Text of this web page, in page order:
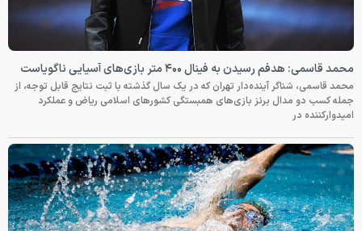
محمد قاسمی: هدفم رسیدن به فینال ۴۰۰ متر بازی‌های آسیایی ناگویاست
محمد قاسمی، شناگر آینده‌دار تهران که در یک سال گذشته با ثبت نتایج قابل توجه، از
جمله کسب دو مدال برنز بازی‌های همبستگی کشورهای اسلامی ریاض و عملکرد
امیدوارکننده در